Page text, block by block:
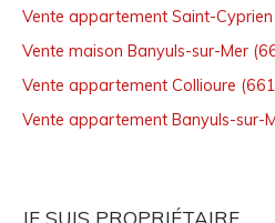
Vente appartement Saint-
Vente maison Banyuls-sur-Mer
Vente appartement Collioure
Vente appartement Banyuls-sur-
JE SUIS PROPRIÉTAIRE